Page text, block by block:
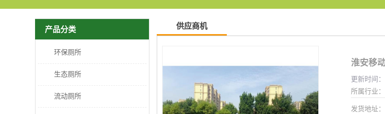
产品分类
环保厕所
生态厕所
流动厕所
供应商机
淮安移
更新时间
所属行业：
发货地址